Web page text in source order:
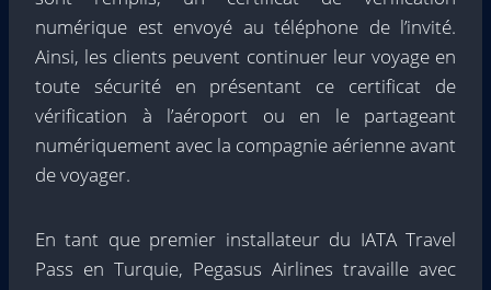
numérique est envoyé au téléphone de l’invité.
Ainsi, les clients peuvent continuer leur voyage en
toute sécurité en présentant ce certificat de
vérification à l’aéroport ou en le partageant
numériquement avec la compagnie aérienne avant
de voyager.
En tant que premier installateur du IATA Travel
Pass en Turquie, Pegasus Airlines travaille avec